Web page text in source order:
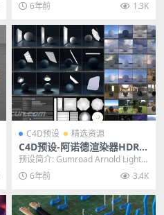
6年前 1.3K
C4D预设 精选资源
C4D预设-阿诺德渲染器HDR环
境材质灯光摄影棚舞台场景预
设
预设简介: Gumroad Arnold Light S
uite C4D是一款专...
6年前 3.4K